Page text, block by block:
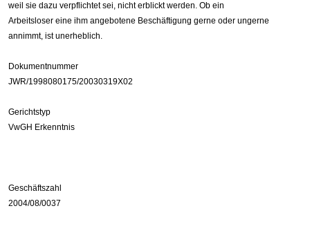
weil sie dazu verpflichtet sei, nicht erblickt werden. Ob ein
Arbeitsloser eine ihm angebotene Beschäftigung gerne oder ungerne
annimmt, ist unerheblich.
Dokumentnummer
JWR/1998080175/20030319X02
Gerichtstyp
VwGH Erkenntnis
Geschäftszahl
2004/08/0037